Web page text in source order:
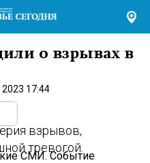
о взрывах в
17:44
взрывов,
тревогой.
СМИ. Событие